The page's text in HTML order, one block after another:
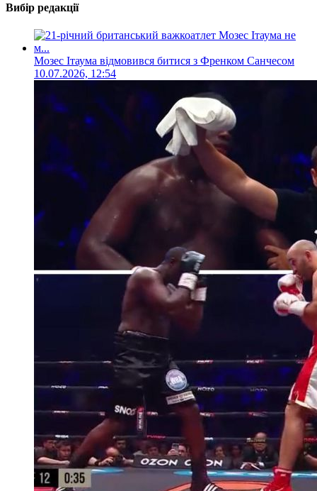
Вибір редакції
Мозес Ітаума відмовився битися з Френком Санчесом
10.07.2026, 12:54